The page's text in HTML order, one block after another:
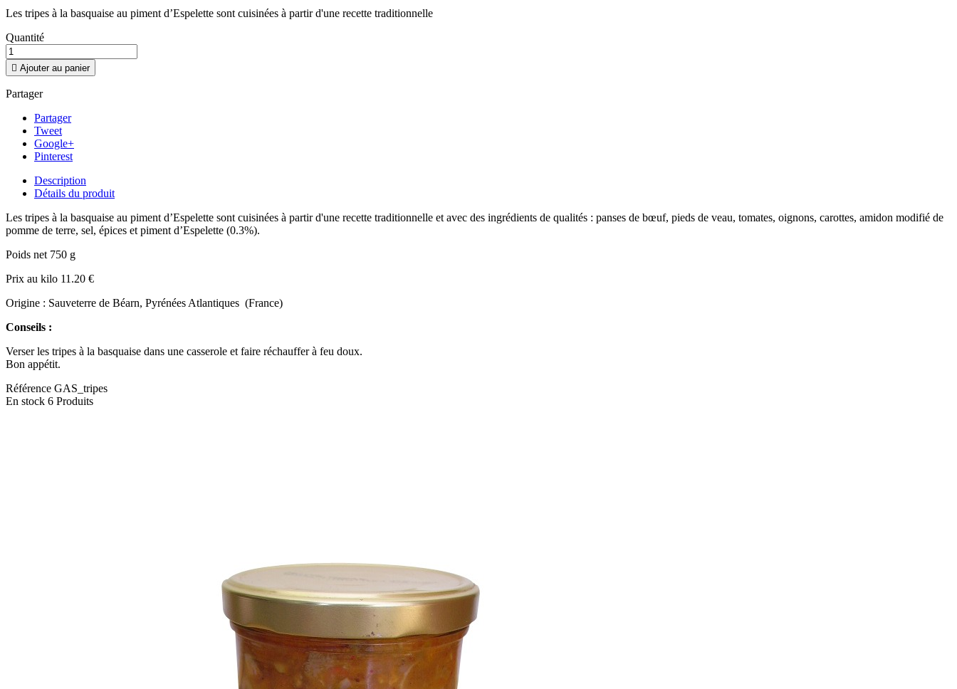
Les tripes à la basquaise au piment d’Espelette sont cuisinées à partir d'une recette traditionnelle
Quantité
 Ajouter au panier
Partager
Partager
Tweet
Google+
Pinterest
Description
Détails du produit
Les tripes à la basquaise au piment d’Espelette sont cuisinées à partir d'une recette traditionnelle et avec des ingrédients de qualités : panses de bœuf, pieds de veau, tomates, oignons, carottes, amidon modifié de
pomme de terre, sel, épices et piment d’Espelette (0.3%).
Poids net 750 g
Prix au kilo 11.20 €
Origine : Sauveterre de Béarn, Pyrénées Atlantiques (France)
Conseils :
Verser les tripes à la basquaise dans une casserole et faire réchauffer à feu doux.
Bon appétit.
Référence GAS_tripes
En stock 6 Produits